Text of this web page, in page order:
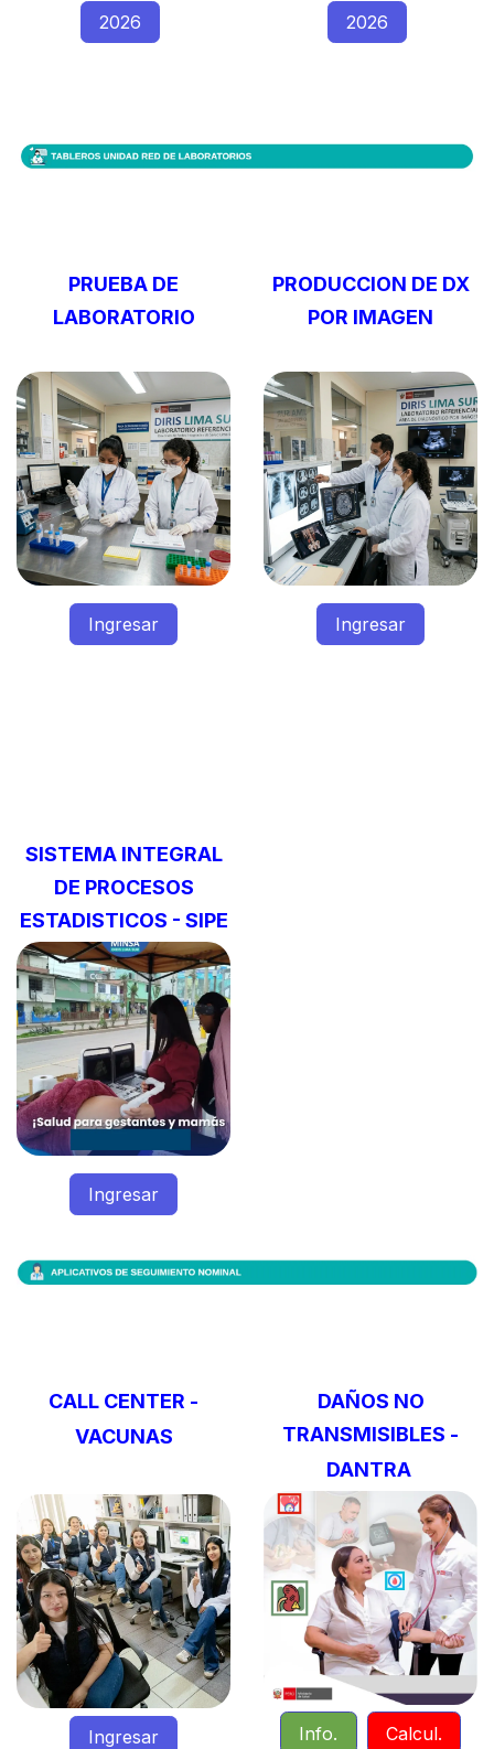
2026 2026
PRUEBA DE
LABORATORIO
Ingresar
PRODUCCION DE DX
POR IMAGEN
Ingresar
SISTEMA INTEGRAL
DE PROCESOS
ESTADISTICOS - SIPE
Ingresar
CALL CENTER -
VACUNAS
Ingresar
DAÑOS NO
TRANSMISIBLES -
DANTRA
Info. Calcul.​